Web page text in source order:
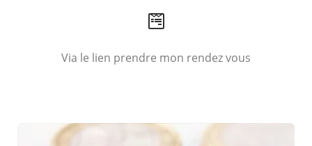
Via le lien prendre mon rendez vous